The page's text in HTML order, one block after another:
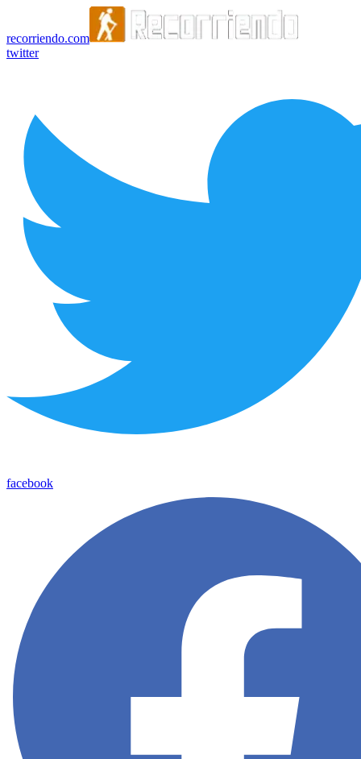
recorriendo.com
twitter
facebook